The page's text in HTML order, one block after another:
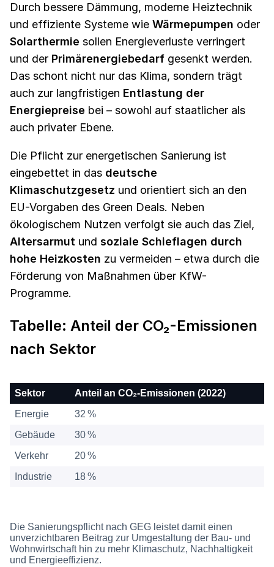
Durch bessere Dämmung, moderne Heiztechnik
und effiziente Systeme wie Wärmepumpen oder
Solarthermie sollen Energieverluste verringert
und der Primärenergiebedarf gesenkt werden.
Das schont nicht nur das Klima, sondern trägt
auch zur langfristigen Entlastung der
Energiepreise bei – sowohl auf staatlicher als
auch privater Ebene.
Die Pflicht zur energetischen Sanierung ist
eingebettet in das deutsche
Klimaschutzgesetz und orientiert sich an den
EU-Vorgaben des Green Deals. Neben
ökologischem Nutzen verfolgt sie auch das Ziel,
Altersarmut und soziale Schieflagen durch
hohe Heizkosten zu vermeiden – etwa durch die
Förderung von Maßnahmen über KfW-
Programme.
Tabelle: Anteil der CO₂-Emissionen
nach Sektor
Sektor
Anteil an CO₂-Emissionen (2022)
Energie
32 %
Gebäude
30 %
Verkehr
20 %
Industrie
18 %
Die Sanierungspflicht nach GEG leistet damit einen
unverzichtbaren Beitrag zur Umgestaltung der Bau- und
Wohnwirtschaft hin zu mehr Klimaschutz, Nachhaltigkeit
und Energieeffizienz.